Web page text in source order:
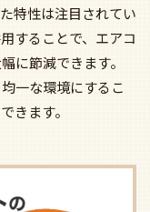
特性は注目されてい
することで、エアコ
に節減できます。
一な環境にするこ
きます。